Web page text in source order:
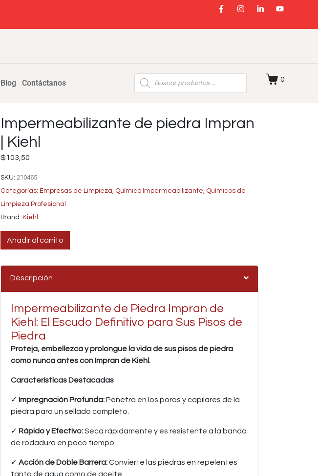
Blog Contáctanos 0
Impermeabilizante de piedra Impran
| Kiehl
$103,50
SKU: 210465
Categorías: Empresas de Limpieza, Químico Impermeabilizante, Químicos de
Limpieza Profesional
Brand: Kiehl
Añadir al carrito
Descripción
Impermeabilizante de Piedra Impran de
Kiehl: El Escudo Definitivo para Sus Pisos de
Piedra
Proteja, embellezca y prolongue la vida de sus pisos de piedra
como nunca antes con Impran de Kiehl.
Características Destacadas
✓ Impregnación Profunda:Penetra en los poros y capilares de la
piedra para un sellado completo.
✓ Rápido y Efectivo:Seca rápidamente y es resistente a la banda
de rodadura en poco tiempo.
✓ Acción de Doble Barrera:Convierte las piedras en repelentes
tanto de agua como de aceite.